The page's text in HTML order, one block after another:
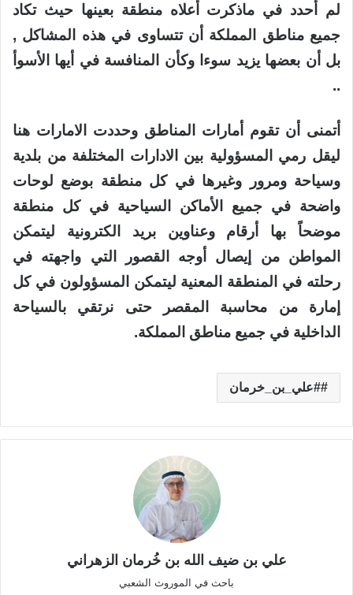
لم أحدد في ماذكرت أعلاه منطقة بعينها حيث تكاد
جميع مناطق المملكة أن تتساوى في هذه المشاكل ,
بل أن بعضها يزيد سوءا وكأن المنافسة في أيها الأسوأ
..
أتمنى أن تقوم أمارات المناطق وحددت الامارات هنا
ليقل رمي المسؤولية بين الادارات المختلفة من بلدية
وسياحة ومرور وغيرها في كل منطقة بوضع لوحات
واضحة في جميع الأماكن السياحية في كل منطقة
موضحاً بها أرقام وعناوين بريد الكترونية ليتمكن
المواطن من إيصال أوجه القصور التي واجهته في
رحلته في المنطقة المعنية ليتمكن المسؤولون في كل
إمارة من محاسبة المقصر حتى نرتقي بالسياحة
الداخلية في جميع مناطق المملكة.
#علي_بن_خرمان
علي بن ضيف الله بن خُرمان الزهراني
باحث في الموروث الشعبي